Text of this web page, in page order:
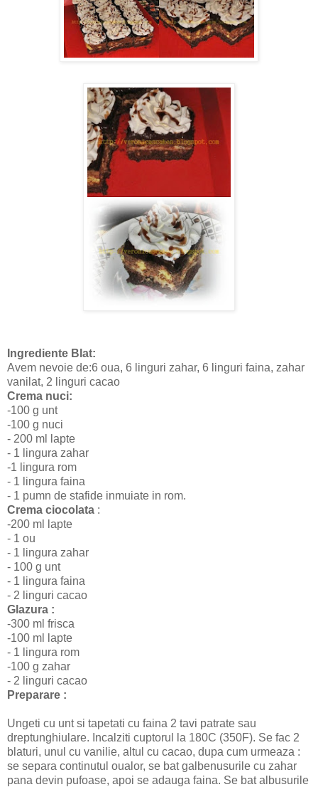
Ingrediente Blat:
Avem nevoie de:6 oua, 6 linguri zahar, 6 linguri faina, zahar
vanilat, 2 linguri cacao
Crema nuci:
-100 g unt
-100 g nuci
- 200 ml lapte
- 1 lingura zahar
-1 lingura rom
- 1 lingura faina
- 1 pumn de stafide inmuiate in rom.
Crema ciocolata :
-200 ml lapte
- 1 ou
- 1 lingura zahar
- 100 g unt
- 1 lingura faina
- 2 linguri cacao
Glazura :
-300 ml frisca
-100 ml lapte
- 1 lingura rom
-100 g zahar
- 2 linguri cacao
Preparare :
Ungeti cu unt si tapetati cu faina 2 tavi patrate sau
dreptunghiulare. Incalziti cuptorul la 180C (350F). Se fac 2
blaturi, unul cu vanilie, altul cu cacao, dupa cum urmeaza :
se separa continutul oualor, se bat galbenusurile cu zahar
pana devin pufoase, apoi se adauga faina. Se bat albusurile